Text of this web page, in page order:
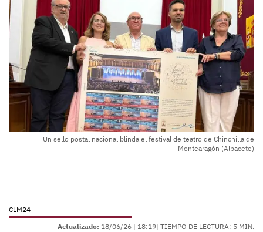
Un sello postal nacional blinda el festival de teatro de Chinchilla de
Montearagón (Albacete)
CLM24
Actualizado: 18/06/26 | 18:19| TIEMPO DE LECTURA: 5 MIN.